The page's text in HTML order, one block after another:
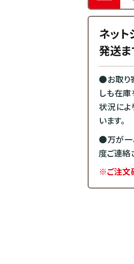
ネット
発送ま
●お取り
しも在
状況によ
います。
●万が一
度ご連絡
※ご注文